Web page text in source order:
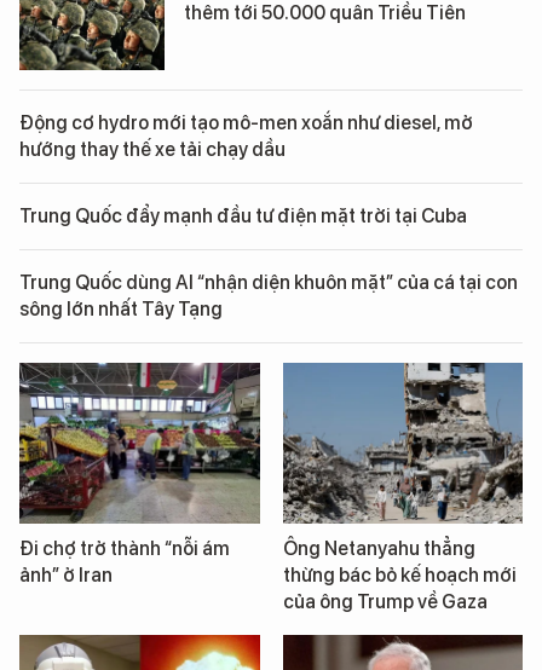
thêm tới 50.000 quân Triều Tiên
Động cơ hydro mới tạo mô-men xoắn như diesel, mở
hướng thay thế xe tải chạy dầu
Trung Quốc đẩy mạnh đầu tư điện mặt trời tại Cuba
Trung Quốc dùng AI “nhận diện khuôn mặt” của cá tại con
sông lớn nhất Tây Tạng
Đi chợ trở thành “nỗi ám
ảnh” ở Iran
Ông Netanyahu thẳng
thừng bác bỏ kế hoạch mới
của ông Trump về Gaza